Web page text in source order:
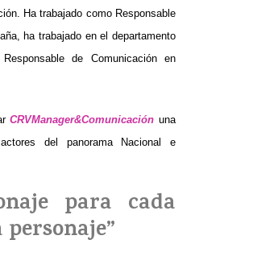
Ha trabajado como Responsable
ha trabajado en el departamento
de Comunicación en
CRVManager&Comunicación una
del panorama Nacional e
para cada